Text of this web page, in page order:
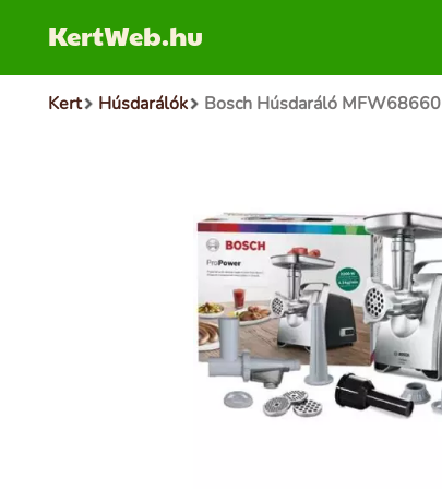
KertWeb.hu
Kert Húsdarálók Bosch Húsdaráló MFW68660